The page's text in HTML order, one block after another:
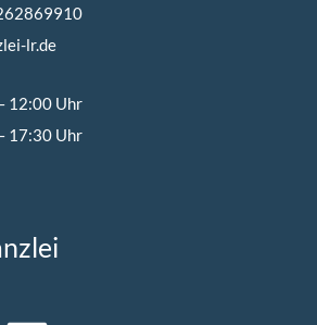
lr.de
12:00 Uhr
17:30 Uhr